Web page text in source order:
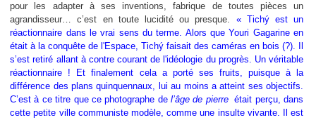
pour les adapter à ses inventions, fabrique de toutes pièces un
agrandisseur… c’est en toute lucidité ou presque. « Tichý est un
réactionnaire dans le vrai sens du terme. Alors que Youri Gagarine en
était à la conquête de l'Espace, Tichý faisait des caméras en bois (?). Il
s’est retiré allant à contre courant de l'idéologie du progrès. Un véritable
réactionnaire ! Et finalement cela a porté ses fruits, puisque à la
différence des plans quinquennaux, lui au moins a atteint ses objectifs.
C’est à ce titre que ce photographe de l’âge de pierre était perçu, dans
cette petite ville communiste modèle, comme une insulte vivante. Il est